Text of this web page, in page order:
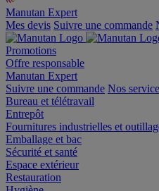
Manutan Expert
offre reconditionnée
Mes devis Suivre une commande
Promotions
Offre responsable
Manutan Expert
Suivre une commande
Bureau et télétravail
Entrepôt
Fournitures industrielles et outillage
Emballage et bac
Sécurité et santé
Espace extérieur
Restauration